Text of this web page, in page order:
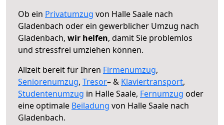
Ob ein Privatumzug von Halle Saale nach
Gladenbach oder ein gewerblicher Umzug nach
Gladenbach, wir helfen, damit Sie problemlos
und stressfrei umziehen können.
Allzeit bereit für Ihren Firmenumzug,
Seniorenumzug, Tresor– & Klaviertransport,
Studentenumzug in Halle Saale, Fernumzug oder
eine optimale Beiladung von Halle Saale nach
Gladenbach.